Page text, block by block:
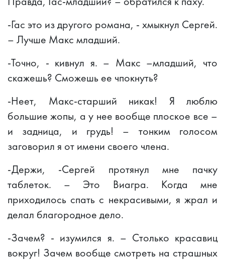
-Гас это из другого романа, - хмыкнул Сергей.
– Лучше Макс младший.
-Точно, - кивнул я. – Макс –младший, что
скажешь? Сможешь ее чпокнуть?
-Неет, Макс-старший никак! Я люблю
большие жопы, а у нее вообще плоское все –
и задница, и грудь! – тонким голосом
заговорил я от имени своего члена.
-Держи, -Сергей протянул мне пачку
таблеток. – Это Виагра. Когда мне
приходилось спать с некрасивыми, я жрал и
делал благородное дело.
-Зачем? - изумился я. – Столько красавиц
вокруг! Зачем вообще смотреть на страшных